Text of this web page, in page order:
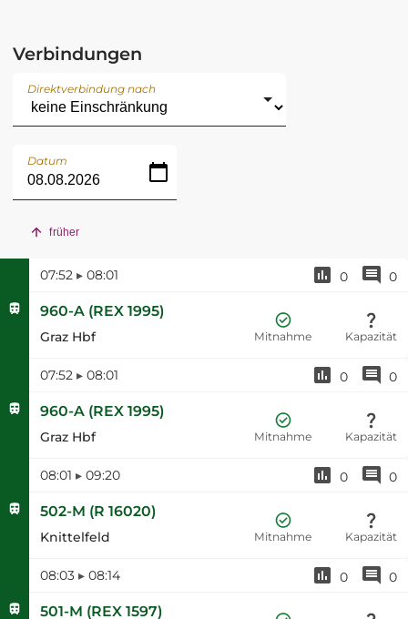
Verbindungen
Direktverbindung nach
Datum
früher
07:52 ▸ 08:01 0 0
960-A (REX 1995)
Graz Hbf Mitnahme Kapazität
07:52 ▸ 08:01 0 0
960-A (REX 1995)
Graz Hbf Mitnahme Kapazität
08:01 ▸ 09:20 0 0
502-M (R 16020)
Knittelfeld Mitnahme Kapazität
08:03 ▸ 08:14 0 0
501-M (REX 1597)